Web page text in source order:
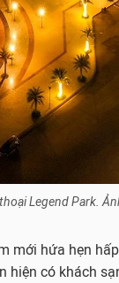
Legend Park.
mới hứa hẹn
hiện có khách